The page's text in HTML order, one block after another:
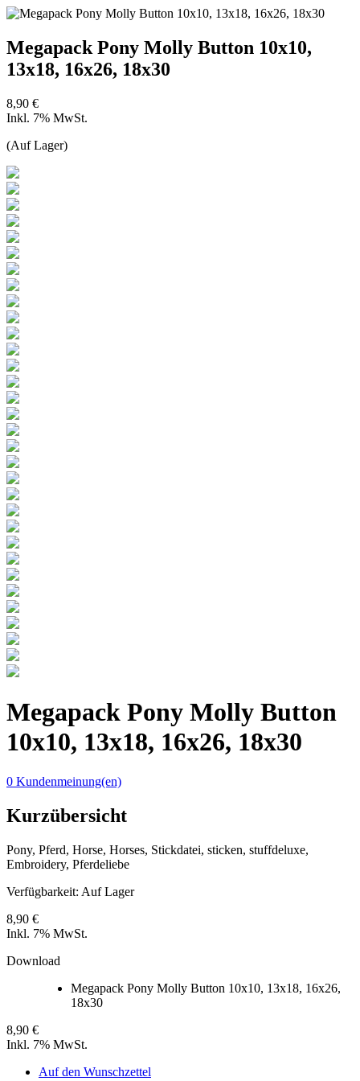
Megapack Pony Molly Button 10x10,
13x18, 16x26, 18x30
8,90 €
Inkl. 7% MwSt.
(Auf Lager)
Megapack Pony Molly Button
10x10, 13x18, 16x26, 18x30
0 Kundenmeinung(en)
Kurzübersicht
Pony, Pferd, Horse, Horses, Stickdatei, sticken, stuffdeluxe,
Embroidery, Pferdeliebe
Verfügbarkeit: Auf Lager
8,90 €
Inkl. 7% MwSt.
Download
Megapack Pony Molly Button 10x10, 13x18, 16x26,
18x30
8,90 €
Inkl. 7% MwSt.
Auf den Wunschzettel